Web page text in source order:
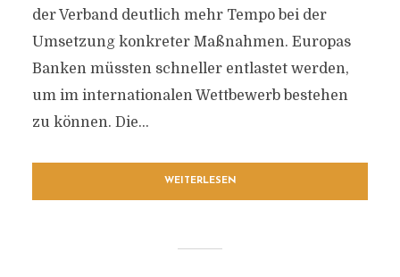
der Verband deutlich mehr Tempo bei der
Umsetzung konkreter Maßnahmen. Europas
Banken müssten schneller entlastet werden,
um im internationalen Wettbewerb bestehen
zu können. Die...
WEITERLESEN